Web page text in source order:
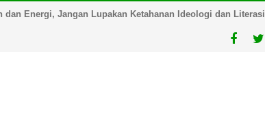
dan Energi, Jangan Lupakan Ketahanan Ideologi dan Literasi